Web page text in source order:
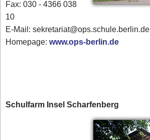
Fax: 030 - 4366 038
10
E-Mail: sekretariat@ops.schule.berlin.de
Homepage:www.ops-berlin.de
Schulfarm Insel Scharfenberg